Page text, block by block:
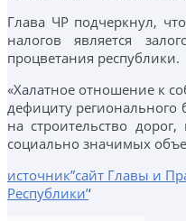
Глава ЧР подчеркнул,
налогов является
процветания республики.
«Халатное отношение к
дефициту регионального
на строительство
социально значимых
источник”сайт Главы и
Республики’‘